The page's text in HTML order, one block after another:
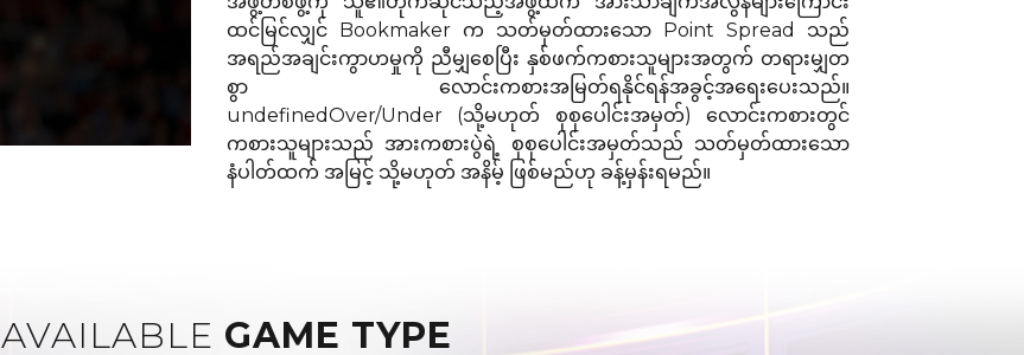
ထင်မြင်လျှင် Bookmaker က သတ်မှတ်ထားသော Point Spread သည်
အရည်အချင်းကွာဟမှုကို ညီမျှစေပြီး နှစ်ဖက်ကစားသူများအတွက် တရားမျှတ
စွာ လောင်းကစားအမြတ်ရနိုင်ရန်အခွင့်အရေးပေးသည်။
undefinedOver/Under (သို့မဟုတ် စုစုပေါင်းအမှတ်) လောင်းကစားတွင်
ကစားသူများသည် အားကစားပွဲရဲ့ စုစုပေါင်းအမှတ်သည် သတ်မှတ်ထားသော
နံပါတ်ထက် အမြင့် သို့မဟုတ် အနိမ့် ဖြစ်မည်ဟု ခန့်မှန်းရမည်။
AVAILABLE GAME TYPE